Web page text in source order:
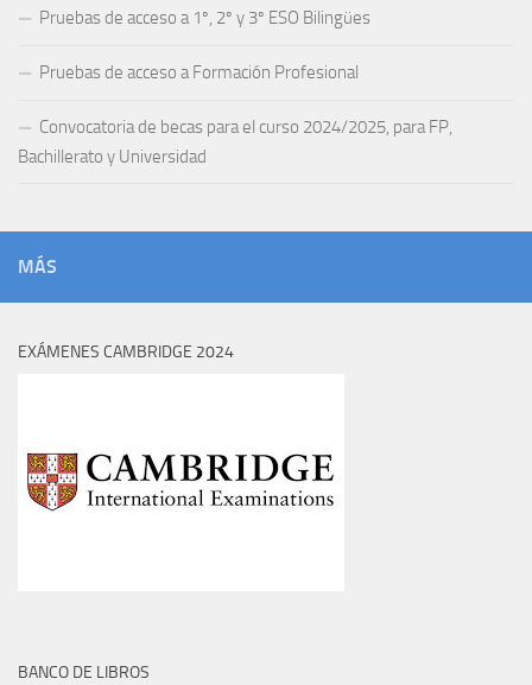
Pruebas de acceso a 1º, 2º y 3º ESO Bilingües
Pruebas de acceso a Formación Profesional
Convocatoria de becas para el curso 2024/2025, para FP,
Bachillerato y Universidad
MÁS
EXÁMENES CAMBRIDGE 2024
BANCO DE LIBROS